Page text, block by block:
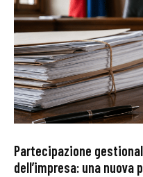
Partecipazione
dell’impresa: una nuova